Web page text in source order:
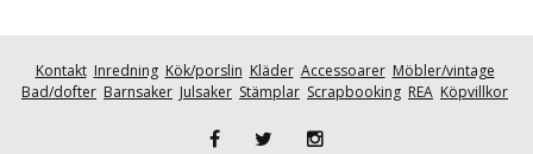
Kontakt Inredning Kök/porslin Kläder Accessoarer Möbler/vintage
Bad/dofter Barnsaker Julsaker Stämplar Scrapbooking REA Köpvillkor